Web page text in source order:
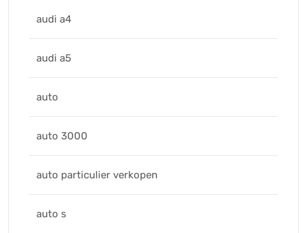
audi a4
audi a5
auto
auto 3000
auto particulier verkopen
auto s